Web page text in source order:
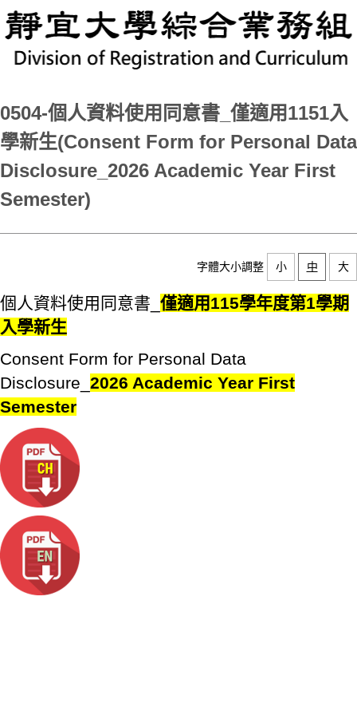
0504-個人資料使用同意書_僅適用1151入
學新生(Consent Form for Personal Data
Disclosure_2026 Academic Year First
Semester)
字體大小調整 小 中 大
個人資料使用同意書_ 僅適用115學年度第1學期
入學新生
Consent Form for Personal Data
Disclosure_ 2026 Academic Year First
Semester